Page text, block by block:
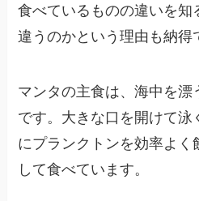
食べているものの違いを知
違うのかという理由も納得
マンタの主食は、海中を漂
です。大きな口を開けて泳
にプランクトンを効率よく
して食べています。